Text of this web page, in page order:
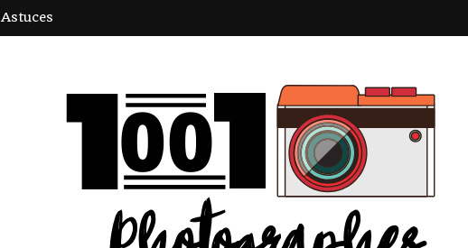
Astuces